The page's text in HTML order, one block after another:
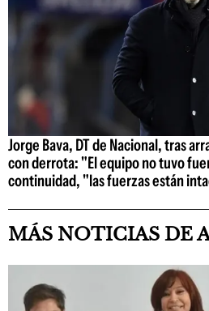
Jorge Bava, DT de Nacional, tras
con derrota: "El equipo no tuvo
continuidad, "las fuerzas están
MÁS NOTICIAS DE